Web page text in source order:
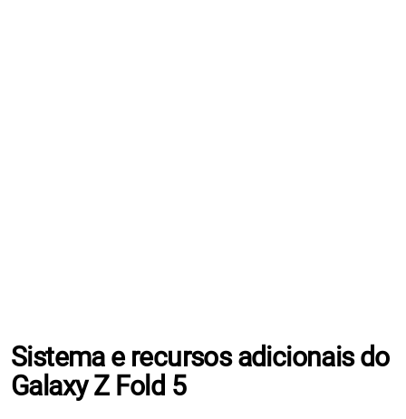
Sistema e recursos adicionais do
Galaxy Z Fold 5